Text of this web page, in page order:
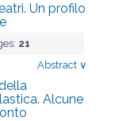
Un profilo
21
Abstract ∨
Alcune